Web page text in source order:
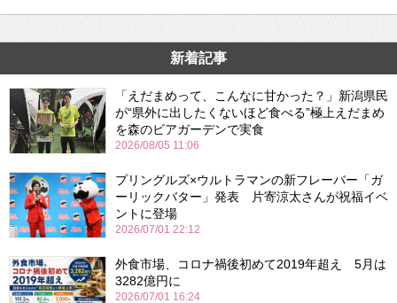
新着記事
「えだまめって、こんなに甘かった？」新潟県民
が“県外に出したくないほど食べる”極上えだまめ
を森のビアガーデンで実食
2026/08/05 11:06
プリングルズ×ウルトラマンの新フレーバー「ガ
ーリックバター」発表 片寄涼太さんが祝福イベ
ントに登場
2026/07/01 22:12
外食市場、コロナ禍後初めて2019年超え 5月は
3282億円に
2026/07/01 16:24